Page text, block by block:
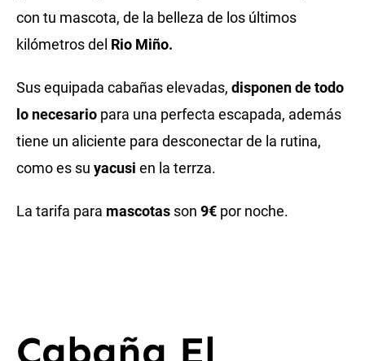
con tu mascota, de la belleza de los últimos
kilómetros del Rio Miño.
Sus equipada cabañas elevadas, disponen de todo
lo necesario para una perfecta escapada, además
tiene un aliciente para desconectar de la rutina,
como es su yacusi en la terrza.
La tarifa para mascotas son 9€ por noche.
Cabaña El